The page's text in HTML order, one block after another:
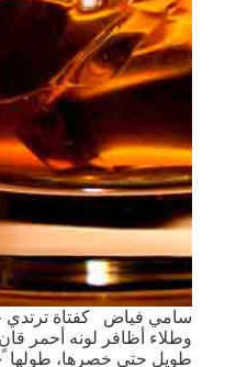
سامي فياض كفتاة ترتدي
وطلاء أظافر لونه أحمر